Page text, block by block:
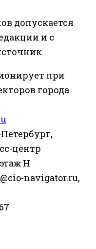
допускается
и с
при
города
Петербург,
центр
Н
navigator.ru,